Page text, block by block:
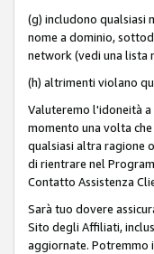
(g) includono qualsiasi
nome a dominio,
network (vedi una lista
(h) altrimenti violano
Valuteremo l'idoneità a
momento una volta
qualsiasi altra ragione
di rientrare nel
Contatto Assistenza
Sarà tuo dovere
Sito degli Affiliati,
aggiornate. Potremmo